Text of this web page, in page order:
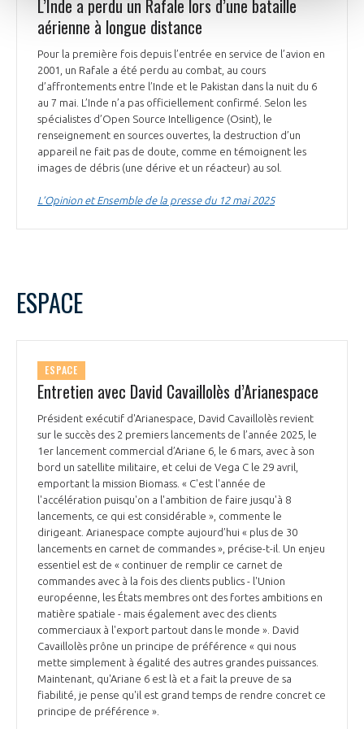
L’Inde a perdu un Rafale lors d’une bataille
aérienne à longue distance
Pour la première fois depuis l’entrée en service de l’avion en
2001, un Rafale a été perdu au combat, au cours
d’affrontements entre l’Inde et le Pakistan dans la nuit du 6
au 7 mai. L’Inde n’a pas officiellement confirmé. Selon les
spécialistes d’Open Source Intelligence (Osint), le
renseignement en sources ouvertes, la destruction d’un
appareil ne fait pas de doute, comme en témoignent les
images de débris (une dérive et un réacteur) au sol.
L’Opinion et Ensemble de la presse du 12 mai 2025
ESPACE
ESPACE
Entretien avec David Cavaillolès d’Arianespace
Président exécutif d'Arianespace, David Cavaillolès revient
sur le succès des 2 premiers lancements de l’année 2025, le
1er lancement commercial d’Ariane 6, le 6 mars, avec à son
bord un satellite militaire, et celui de Vega C le 29 avril,
emportant la mission Biomass. « C'est l'année de
l'accélération puisqu'on a l'ambition de faire jusqu'à 8
lancements, ce qui est considérable », commente le
dirigeant. Arianespace compte aujourd’hui « plus de 30
lancements en carnet de commandes », précise-t-il. Un enjeu
essentiel est de « continuer de remplir ce carnet de
commandes avec à la fois des clients publics - l'Union
européenne, les États membres ont des fortes ambitions en
matière spatiale - mais également avec des clients
commerciaux à l'export partout dans le monde ». David
Cavaillolès prône un principe de préférence « qui nous
mette simplement à égalité des autres grandes puissances.
Maintenant, qu'Ariane 6 est là et a fait la preuve de sa
fiabilité, je pense qu'il est grand temps de rendre concret ce
principe de préférence ».